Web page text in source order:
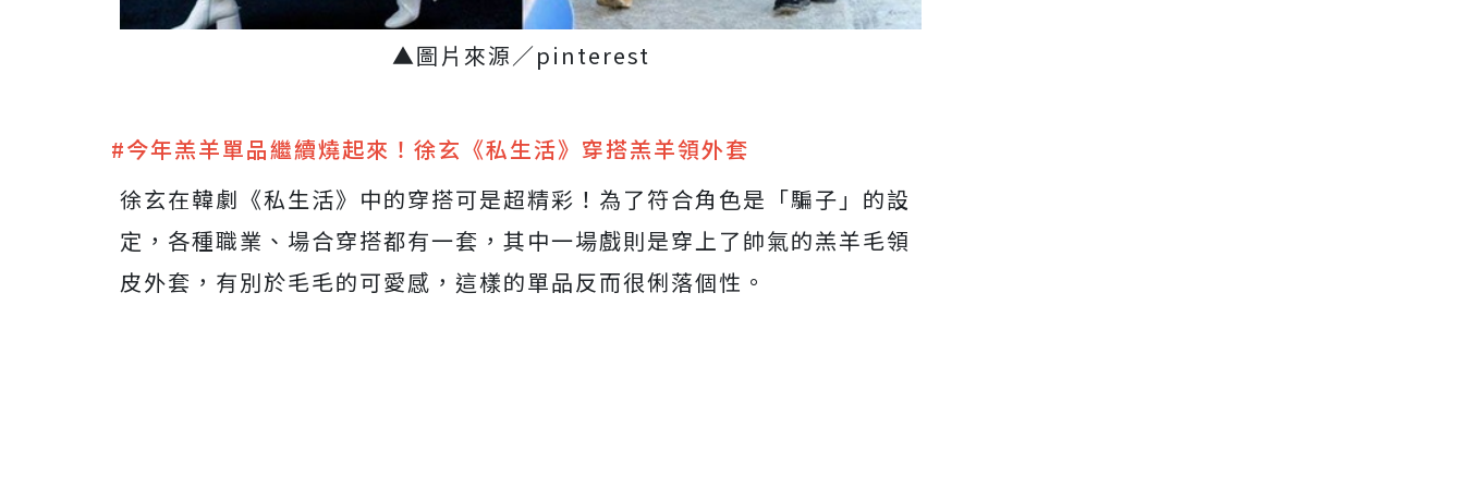
▲圖片來源／pinterest
#今年羔羊單品繼續燒起來！徐玄《私生活》穿搭羔羊領外套
徐玄在韓劇《私生活》中的穿搭可是超精彩！為了符合角色是「騙子」的設
定，各種職業、場合穿搭都有一套，其中一場戲則是穿上了帥氣的羔羊毛領
皮外套，有別於毛毛的可愛感，這樣的單品反而很俐落個性。